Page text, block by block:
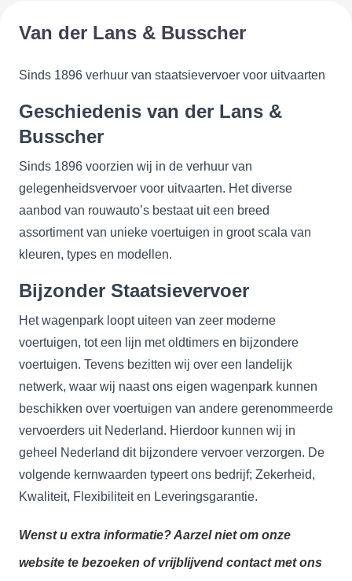
Van der Lans & Busscher
Sinds 1896 verhuur van staatsievervoer voor uitvaarten
Geschiedenis van der Lans &
Busscher
Sinds 1896 voorzien wij in de verhuur van
gelegenheidsvervoer voor uitvaarten. Het diverse
aanbod van rouwauto’s bestaat uit een breed
assortiment van unieke voertuigen in groot scala van
kleuren, types en modellen.
Bijzonder Staatsievervoer
Het wagenpark loopt uiteen van zeer moderne
voertuigen, tot een lijn met oldtimers en bijzondere
voertuigen. Tevens bezitten wij over een landelijk
netwerk, waar wij naast ons eigen wagenpark kunnen
beschikken over voertuigen van andere gerenommeerde
vervoerders uit Nederland. Hierdoor kunnen wij in
geheel Nederland dit bijzondere vervoer verzorgen. De
volgende kernwaarden typeert ons bedrijf; Zekerheid,
Kwaliteit, Flexibiliteit en Leveringsgarantie.
Wenst u extra informatie? Aarzel niet om onze
website te bezoeken of vrijblijvend contact met ons